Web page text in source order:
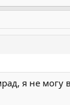
я не